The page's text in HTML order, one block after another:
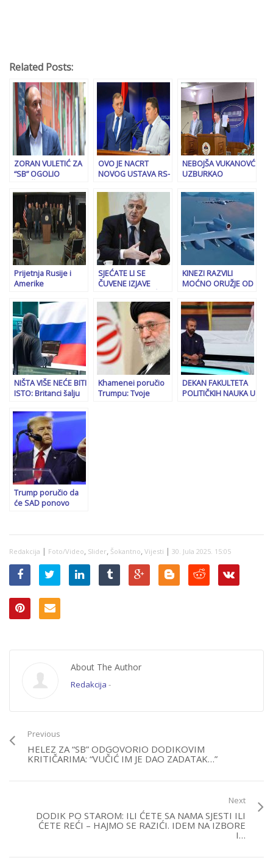
Related Posts:
ZORAN VULETIĆ ZA
“SB” OGOLIO
BEOGRADA:
“Osokoljeni
Trumpovom
otvorenom
koalicijom sa
Putinom, Dodik i
Beograd napravili
su ozbiljne greške
usvojivši
secesionističke
OVO JE NACRT
NOVOG USTAVA RS-
mogućnost
samoopredjeljenja,
stvaranje vojske RS-
a, UKIDA SE…
NEBOJŠA VUKANOVĆ
UZBURKAO
u prošlosti nisu
vodili veći i
neodgovorniji
ludaci, Dodik nas
planira pretvoriti u
Staljinov Gulag”
Prijetnja Rusije i
Amerike
Arktika zapravo je
još jedan izazov za
Evropu u novom
Trumpovom
svjetskom poretku
SJEĆATE LI SE
ČUVENE IZJAVE
“Ja u Audiju A8, a
papa u nekom tamo
Fordu…”
KINEZI RAZVILI
MOĆNO ORUŽJE OD
AMERIKA: “Od ovoga
se gotovo
nemoguće
obraniti…”
NIŠTA VIŠE NEĆE BITI
ISTO: Britanci šalju
Putina
Khamenei poručio
Trumpu: Tvoje
DEKAN FAKULTETA
POLITIČKIH NAUKA U
Trump poručio da
će SAD ponovo
‘ako bude potrebno’
Redakcija | Foto/Video, Slider, Šokantno, Vijesti | 30. Jula 2025. 15:05
About The Author
Redakcija -
Previous
HELEZ ZA “SB” ODGOVORIO DODIKOVIM
KRITIČARIMA: “VUČIĆ IM JE DAO ZADATAK…”
Next
DODIK PO STAROM: ILI ĆETE SA NAMA SJESTI ILI
ĆETE REĆI – HAJMO SE RAZIĆI. IDEM NA IZBORE
I…